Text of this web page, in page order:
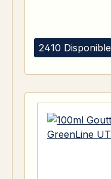
2410 Disponible